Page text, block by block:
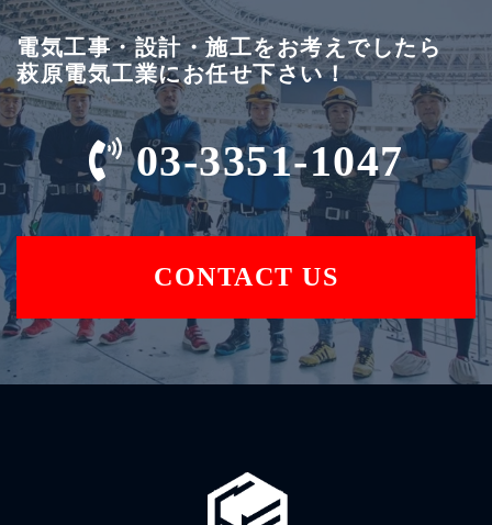
電気工事・設計・施工をお考えでしたら
萩原電気工業にお任せ下さい！
03-3351-1047
CONTACT US